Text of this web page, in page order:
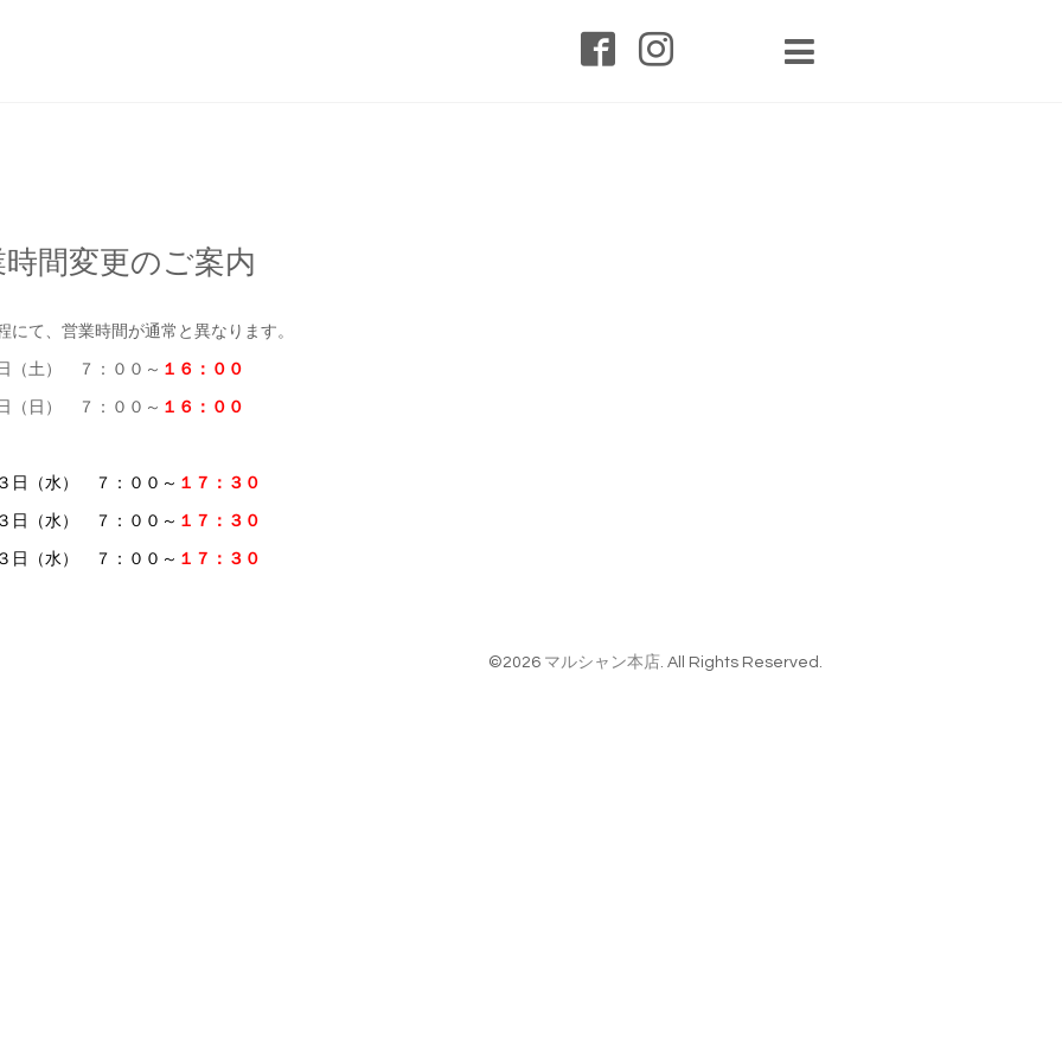
時間変更のご案内
にて、営業時間が通常と異なります。
（土） ７：００～ １６：００
（日） ７：００～ １６：００
日（水） ７：００～ １７：３０
日（水） ７：００～ １７：３０
日（水） ７：００～ １７：３０
©2026 マルシャン本店. All Rights Reserved.